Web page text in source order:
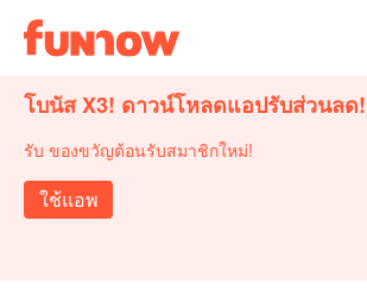
โบนัส X3! ดาวน์โหลดแอปรับส่วนลด!
รับ ของขวัญต้อนรับสมาชิกใหม่!
ใช้แอพ